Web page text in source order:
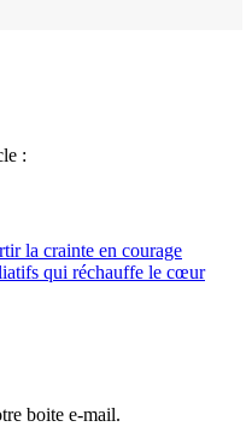
:
la crainte en courage
qui réchauffe le cœur
boite e-mail.